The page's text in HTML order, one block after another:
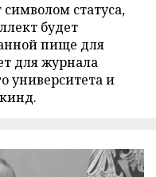
символом статуса,
будет
пище для
для журнала
университета и